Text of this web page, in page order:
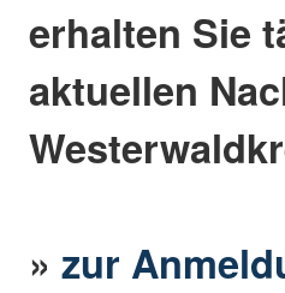
erhalten Sie
aktuellen
»zur